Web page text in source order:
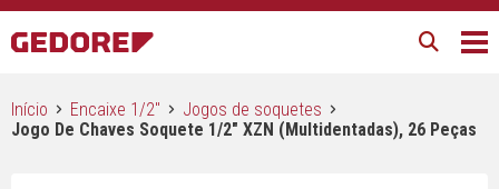
Início Encaixe 1/2"
Jogos de soquetes
Jogo De Chaves Soquete 1/2″ XZN (multidentadas), 26 Peças